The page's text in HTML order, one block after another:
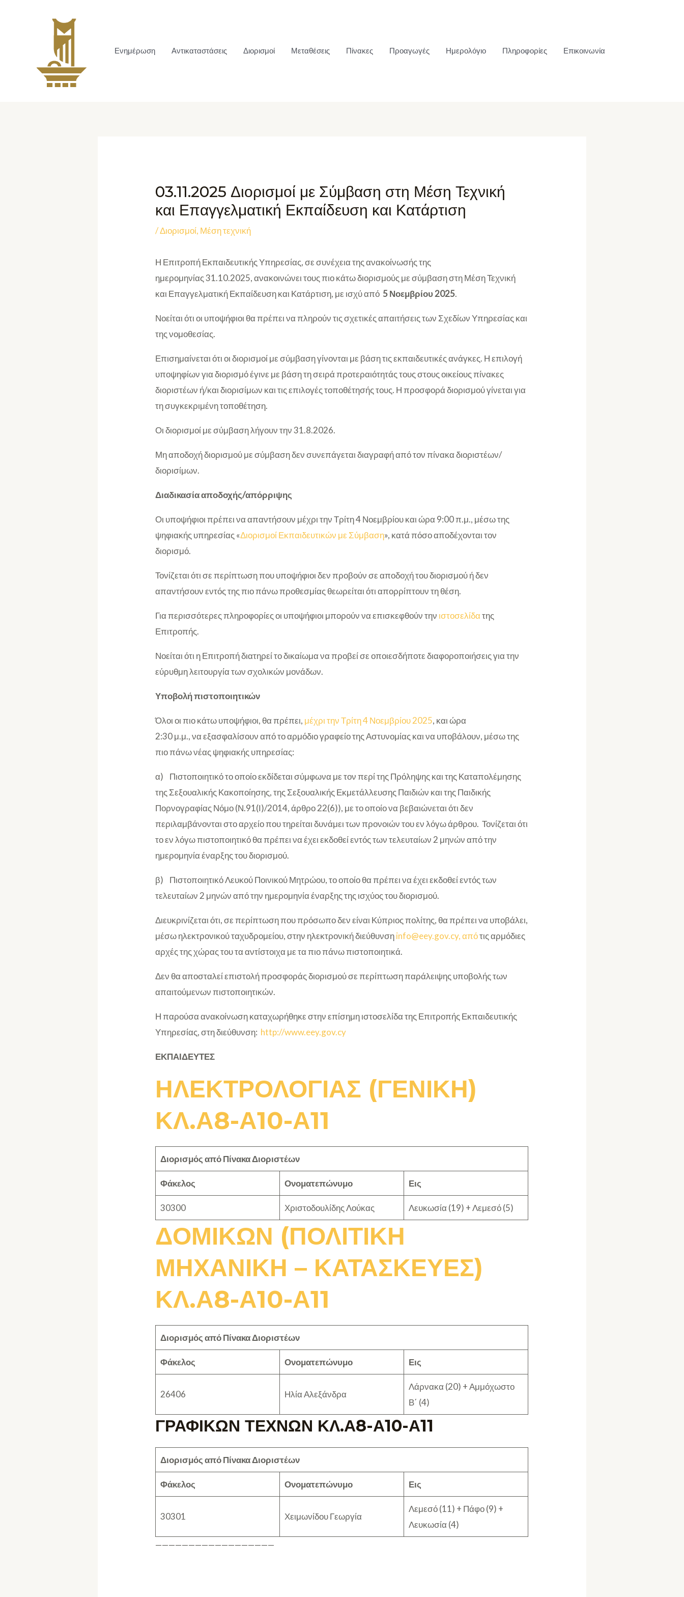
Ενημέρωση Αντικαταστάσεις Διορισμοί Μεταθέσεις Πίνακες Προαγωγές Ημερολόγιο Πληροφορίες Επικοινωνία
03.11.2025 Διορισμοί με Σύμβαση στη Μέση Τεχνική
και Επαγγελματική Εκπαίδευση και Κατάρτιση
/Διορισμοί, Μέση τεχνική
Η Επιτροπή Εκπαιδευτικής Υπηρεσίας, σε συνέχεια της ανακοίνωσής της
ημερομηνίας 31.10.2025, ανακοινώνει τους πιο κάτω διορισμούς με σύμβαση στη Μέση Τεχνική
και Επαγγελματική Εκπαίδευση και Κατάρτιση, με ισχύ από 5 Νοεμβρίου 2025.
Νοείται ότι οι υποψήφιοι θα πρέπει να πληρούν τις σχετικές απαιτήσεις των Σχεδίων Υπηρεσίας και
της νομοθεσίας.
Επισημαίνεται ότι οι διορισμοί με σύμβαση γίνονται με βάση τις εκπαιδευτικές ανάγκες. Η επιλογή
υποψηφίων για διορισμό έγινε με βάση τη σειρά προτεραιότητάς τους στους οικείους πίνακες
διοριστέων ή/και διορισίμων και τις επιλογές τοποθέτησής τους. Η προσφορά διορισμού γίνεται για
τη συγκεκριμένη τοποθέτηση.
Οι διορισμοί με σύμβαση λήγουν την 31.8.2026.
Μη αποδοχή διορισμού με σύμβαση δεν συνεπάγεται διαγραφή από τον πίνακα διοριστέων/
διορισίμων.
Διαδικασία αποδοχής/απόρριψης
Οι υποψήφιοι πρέπει να απαντήσουν μέχρι την Τρίτη 4 Νοεμβρίου και ώρα 9:00 π.μ., μέσω της
ψηφιακής υπηρεσίας «Διορισμοί Εκπαιδευτικών με Σύμβαση», κατά πόσο αποδέχονται τον
διορισμό.
Τονίζεται ότι σε περίπτωση που υποψήφιοι δεν προβούν σε αποδοχή του διορισμού ή δεν
απαντήσουν εντός της πιο πάνω προθεσμίας θεωρείται ότι απορρίπτουν τη θέση.
Για περισσότερες πληροφορίες οι υποψήφιοι μπορούν να επισκεφθούν την ιστοσελίδατης
Επιτροπής.
Νοείται ότι η Επιτροπή διατηρεί το δικαίωμα να προβεί σε οποιεσδήποτε διαφοροποιήσεις για την
εύρυθμη λειτουργία των σχολικών μονάδων.
Υποβολή πιστοποιητικών
Όλοι οι πιο κάτω υποψήφιοι, θα πρέπει, μέχρι την Τρίτη 4 Νοεμβρίου 2025, και ώρα
2:30 μ.μ., να εξασφαλίσουν από το αρμόδιο γραφείο της Αστυνομίας και να υποβάλουν, μέσω της
πιο πάνω νέας ψηφιακής υπηρεσίας:
α) Πιστοποιητικό το οποίο εκδίδεται σύμφωνα με τον περί της Πρόληψης και της Καταπολέμησης
της Σεξουαλικής Κακοποίησης, της Σεξουαλικής Εκμετάλλευσης Παιδιών και της Παιδικής
Πορνογραφίας Νόμο (Ν.91(Ι)/2014, άρθρο 22(6)), με το οποίο να βεβαιώνεται ότι δεν
περιλαμβάνονται στο αρχείο που τηρείται δυνάμει των προνοιών του εν λόγω άρθρου. Τονίζεται ότι
το εν λόγω πιστοποιητικό θα πρέπει να έχει εκδοθεί εντός των τελευταίων 2 μηνών από την
ημερομηνία έναρξης του διορισμού.
β) Πιστοποιητικό Λευκού Ποινικού Μητρώου, το οποίο θα πρέπει να έχει εκδοθεί εντός των
τελευταίων 2 μηνών από την ημερομηνία έναρξης της ισχύος του διορισμού.
Διευκρινίζεται ότι, σε περίπτωση που πρόσωπο δεν είναι Κύπριος πολίτης, θα πρέπει να υποβάλει,
μέσω ηλεκτρονικού ταχυδρομείου, στην ηλεκτρονική διεύθυνσηinfo@eey.gov.cy, απότις αρμόδιες
αρχές της χώρας του τα αντίστοιχα με τα πιο πάνω πιστοποιητικά.
Δεν θα αποσταλεί επιστολή προσφοράς διορισμού σε περίπτωση παράλειψης υποβολής των
απαιτούμενων πιστοποιητικών.
Η παρούσα ανακοίνωση καταχωρήθηκε στην επίσημη ιστοσελίδα της Επιτροπής Εκπαιδευτικής
Υπηρεσίας, στη διεύθυνση: http://www.eey.gov.cy
ΕΚΠΑΙΔΕΥΤΕΣ
ΗΛΕΚΤΡΟΛΟΓΙΑΣ (ΓΕΝΙΚΗ)
ΚΛ.Α8-Α10-Α11
Διορισμός από Πίνακα Διοριστέων
Φάκελος Ονοματεπώνυμο Εις
30300 Χριστοδουλίδης Λούκας Λευκωσία (19) + Λεμεσό (5)
ΔΟΜΙΚΩΝ (ΠΟΛΙΤΙΚΗ
ΜΗΧΑΝΙΚΗ – ΚΑΤΑΣΚΕΥΕΣ)
ΚΛ.Α8-Α10-Α11
Διορισμός από Πίνακα Διοριστέων
Φάκελος Ονοματεπώνυμο Εις
26406 Ηλία Αλεξάνδρα
Λάρνακα (20) + Αμμόχωστο
Β΄ (4)
ΓΡΑΦΙΚΩΝ ΤΕΧΝΩΝ ΚΛ.Α8-Α10-Α11
Διορισμός από Πίνακα Διοριστέων
Φάκελος Ονοματεπώνυμο Εις
30301 Χειμωνίδου Γεωργία
Λεμεσό (11) + Πάφο (9) +
Λευκωσία (4)
——————————————————